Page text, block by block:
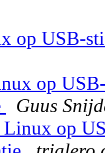
op USB-
op
Guus
op